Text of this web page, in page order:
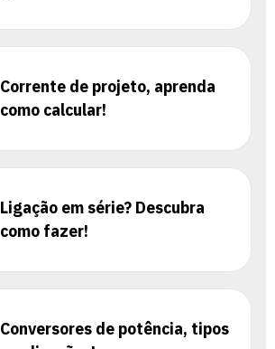
Corrente de projeto, aprenda
como calcular!
Ligação em série? Descubra
como fazer!
Conversores de potência, tipos